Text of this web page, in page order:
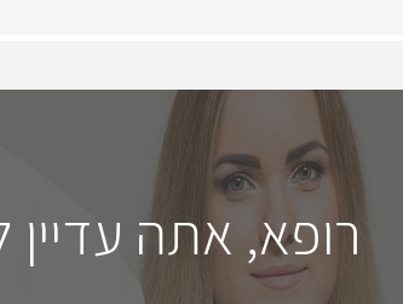
רופא, אתה